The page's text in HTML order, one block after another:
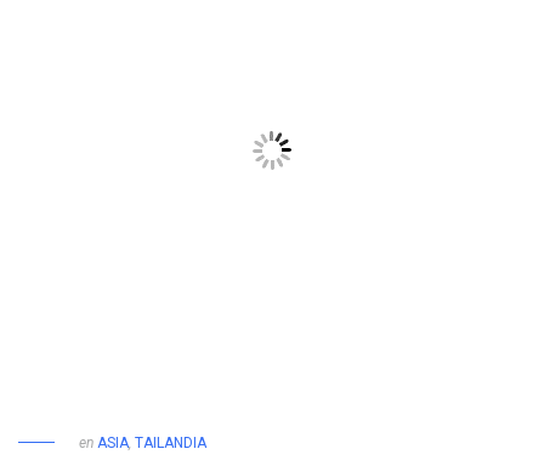
en ASIA TAILANDIA